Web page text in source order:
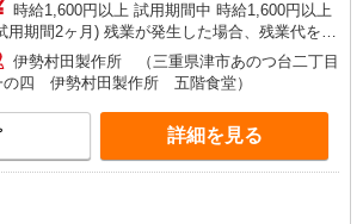
時給1,600円以上 試用期間中 時給1,600円以上
間2ヶ月) 残業が発生した場合、残業代を1
単位で別途支給します。
伊勢村田製作所 （三重県津市あのつ台二丁目
の四 伊勢村田製作所 五階食堂）
詳細を見る